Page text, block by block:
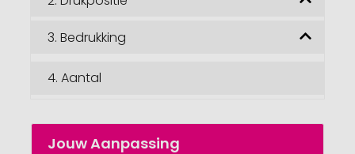
3. Bedrukking
4. Aantal
Jouw Aanpassing